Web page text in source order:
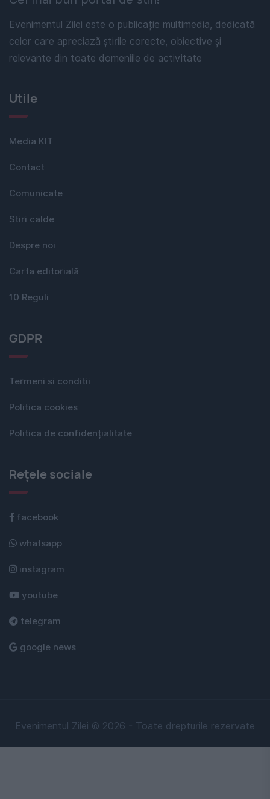
Evenimentul Zilei este o publicație multimedia, dedicată
celor care apreciază știrile corecte, obiective și
relevante din toate domeniile de activitate
Utile
Media KIT
Contact
Comunicate
Stiri calde
Despre noi
Carta editorială
10 Reguli
GDPR
Termeni si conditii
Politica cookies
Politica de confidențialitate
Rețele sociale
facebook
whatsapp
instagram
youtube
telegram
google news
Evenimentul Zilei © 2026 - Toate drepturile rezervate